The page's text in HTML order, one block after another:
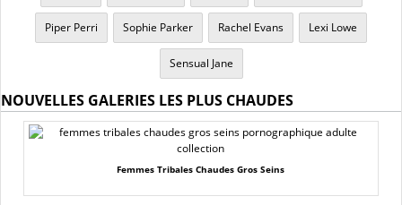
Piper Perri Sophie Parker Rachel Evans Lexi Lowe
Sensual Jane
NOUVELLES GALERIES LES PLUS CHAUDES
Femmes Tribales Chaudes Gros Seins